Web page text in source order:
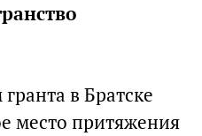
в Братске
место притяжения